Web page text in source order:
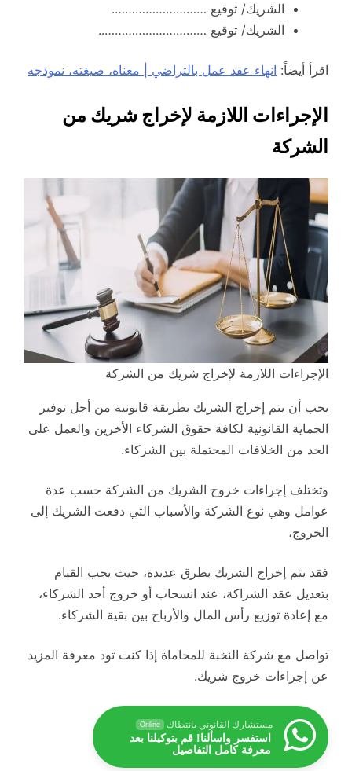
الشريك/ توقيع ……………………….
الشريك/ توقيع …………………………..
اقرأ أيضاً: انهاء عقد عمل بالتراضي | معناه، صيغته، نموذجه
الإجراءات اللازمة لإخراج شريك من
الشركة
الإجراءات اللازمة لإخراج شريك من الشركة
يجب أن يتم إخراج الشريك بطريقة قانونية من أجل توفير
الحماية القانونية لكافة حقوق الشركاء الأخرين والعمل على
الحد من الخلافات المحتملة بين الشركاء.
وتختلف إجراءات خروج الشريك من الشركة حسب عدة
عوامل وهي نوع الشركة والأسباب التي دفعت الشريك إلى
الخروج،
فقد يتم إخراج الشريك بطرق عديدة، حيث يجب القيام
بتعديل عقد الشراكة، عند انسحاب أو خروج أحد الشركاء،
مع إعادة توزيع رأس المال والأرباح بين بقية الشركاء.
تواصل مع شركة النخبة للمحاماة إذا كنت تود معرفة المزيد
عن إجراءات خروج شريك.
مستشارك القانوني بانتظاك Online
استفسر واسألنا! قم بتوكيلنا بعد
معرفة كامل التفاصيل